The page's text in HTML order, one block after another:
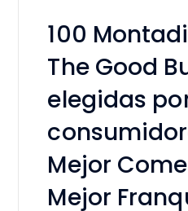
100
The Good
elegidas
Mejor
Mejor